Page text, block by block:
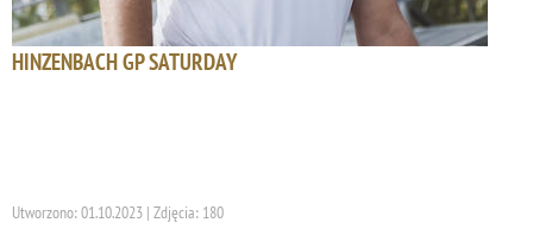
HINZENBACH GP SATURDAY
Utworzono: 01.10.2023 | Zdjęcia: 180